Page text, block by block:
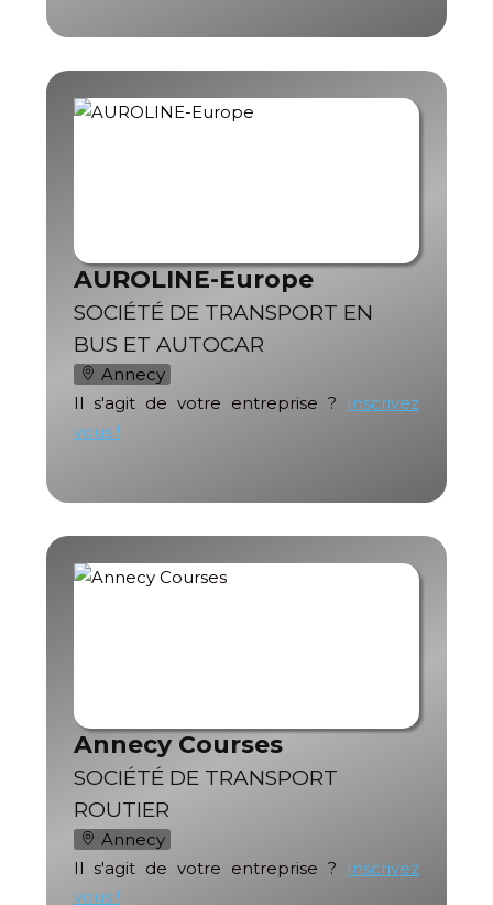
AUROLINE-Europe
SOCIÉTÉ DE TRANSPORT EN
BUS ET AUTOCAR
Annecy
Il s'agit de votre entreprise ?
Inscrivez
vous !
Annecy Courses
SOCIÉTÉ DE TRANSPORT
ROUTIER
Annecy
Il s'agit de votre entreprise ?
Inscrivez
vous !